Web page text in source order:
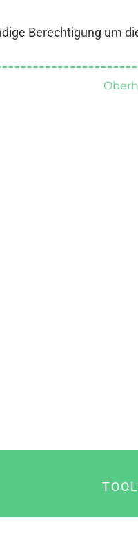
Berechtigung um